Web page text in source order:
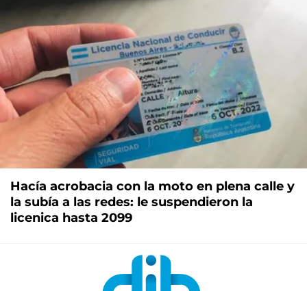
Hacía acrobacia con la moto en plena calle y
la subía a las redes: le suspendieron la
licenica hasta 2099